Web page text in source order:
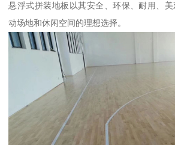
悬浮式拼装地板以其安全、环保、耐用、
动场地和休闲空间的理想选择。